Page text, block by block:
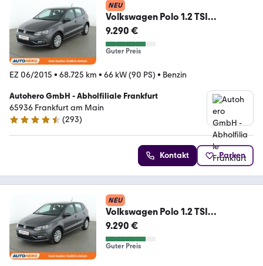
NEU
Volkswagen Polo 1.2 TSI
Comfortline BlueMotion Tech
9.290 €
Guter Preis
EZ 06/2015 • 68.725 km • 66 kW (90 PS) • Benzin
Autohero GmbH - Abholfiliale Frankfurt
65936 Frankfurt am Main
4.6 Sterne
(293)
Kontakt Parken
NEU
Volkswagen Polo 1.2 TSI
Comfortline BlueMotion Tech
9.290 €
Guter Preis